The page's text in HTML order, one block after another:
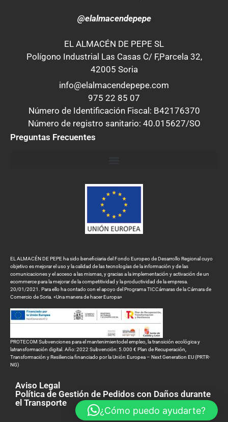
@elalmacendepepe
EL ALMACÉN DE PEPE SL
Polígono Industrial Las Casas C/ F,Parcela 32,
42005 Soria
info@elalmacendepepe.com
975 22 85 07
Número de Identificación Fiscal: B42176370
Número de registro sanitario: 40.015627/SO
Preguntas Frecuentes
EL ALMACÉN DE PEPE ha sido beneficiaria del Fondo Europeo de Desarrollo Regional cuyo
objetivo es mejorar el uso y la calidad de las tecnologías de la información y de las
comunicaciones y el acceso a las mismas, y gracias a la implementación y activación de un
ecommerce para la mejorar de la competitividad y la productividad de la empresa.
20/01/2021. Para ello ha contado con el apoyo del Programa TICCámaras de la Cámara de
Comercio de Soria. «Una manera de hacer Europa»
PROTECOM Subvenciones para el mantenimientodel empleo, la transición ecológica y
latransformación digital. Año: 2022 Subvención: 5.000 € Plan de Recuperación,
Transformación y Resiliencia financiado por la Unión Europea – Next Generation EU (PRTR-
NG)
Aviso Legal
Política de Gestión de Pedidos con Daños durante
el Transporte
¿Cómo puedo ayudarte?